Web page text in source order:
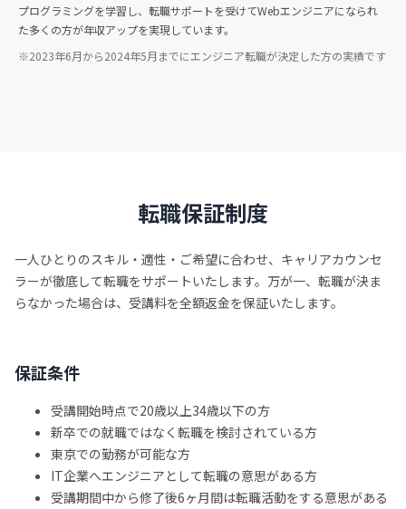
プログラミングを学習し、転職サポートを受けてWebエンジニアになられ
た多くの方が年収アップを実現しています。
※2023年6月から2024年5月までにエンジニア転職が決定した方の実績です
転職保証制度
一人ひとりのスキル・適性・ご希望に合わせ、キャリアカウンセ
ラーが徹底して転職をサポートいたします。 万が一、転職が決ま
らなかった場合は、受講料を全額返金を保証いたします。
保証条件
受講開始時点で20歳以上34歳以下の方
新卒での就職ではなく転職を検討されている方
東京での勤務が可能な方
IT企業へエンジニアとして転職の意思がある方
受講期間中から修了後6ヶ月間は転職活動をする意思がある